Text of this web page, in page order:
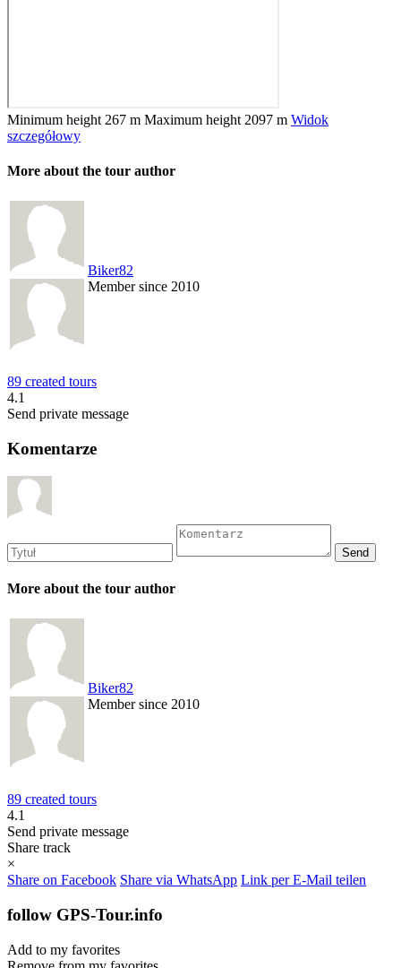
Minimum height 267 m Maximum height 2097 m Widok
szczegółowy
More about the tour author
Biker82
Member since 2010
89 created tours
4.1
Send private message
Komentarze
More about the tour author
Biker82
Member since 2010
89 created tours
4.1
Send private message
Share track
×
Share on Facebook Share via WhatsApp Link per E-Mail teilen
follow GPS-Tour.info
Add to my favorites